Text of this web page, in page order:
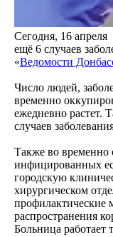
Сегодня, 16
ещё 6 случаев
«Ведомости
Число людей,
временно
ежедневно растет.
случаев
Также во временно
инфицированных
городскую
хирургическом
профилактические
распространения
Больница работает